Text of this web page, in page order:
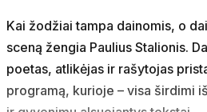
Kai žodžiai tampa dainomis, o
sceną žengia Paulius Stalionis.
poetas, atlikėjas ir rašytojas
programą, kurioje – visa širdimi